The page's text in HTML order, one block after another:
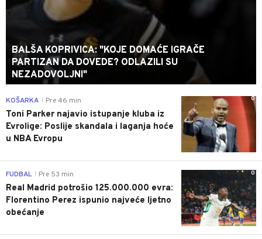
BALŠA KOPRIVICA: "KOJE DOMAĆE IGRAČE
PARTIZAN DA DOVEDE? ODLAZILI SU
NEZADOVOLJNI"
0
KOŠARKA Pre 46 min
Toni Parker najavio istupanje kluba iz
Evrolige: Poslije skandala i laganja hoće
u NBA Evropu
0
FUDBAL Pre 53 min
Real Madrid potrošio 125.000.000 evra:
Florentino Perez ispunio najveće ljetno
obećanje